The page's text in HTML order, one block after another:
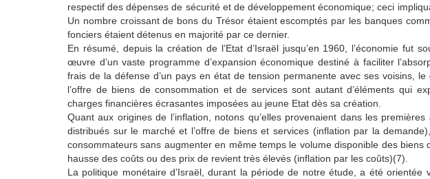
respectif des dépenses de sécurité et de développement économique; ceci
Un nombre croissant de bons du Trésor étaient escomptés par les banques
fonciers étaient détenus en majorité par ce dernier.
En résumé, depuis la création de l’Etat d’Israël jusqu’en 1960, l’économie fut
œuvre d’un vaste programme d’expansion économique destiné à faciliter
frais de la défense d’un pays en état de tension permanente avec ses voisins,
l’offre de biens de consommation et de services sont autant d’éléments qui
charges financières écrasantes imposées au jeune Etat dès sa création.
Quant aux origines de l’inflation, notons qu’elles provenaient dans les
distribués sur le marché et l’offre de biens et services (inflation par la
consommateurs sans augmenter en même temps le volume disponible des biens
hausse des coûts ou des prix de revient très élevés (inflation par les coûts)(7).
La politique monétaire d’Israël, durant la période de notre étude, a été